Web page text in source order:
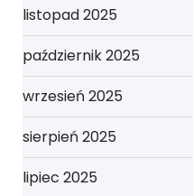
listopad 2025
październik 2025
wrzesień 2025
sierpień 2025
lipiec 2025